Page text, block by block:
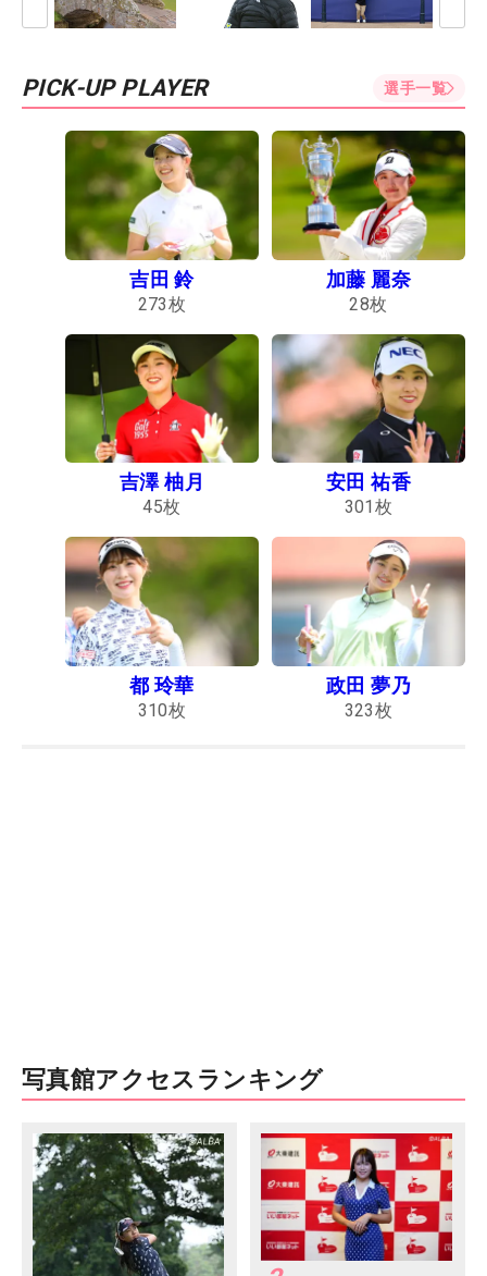
PICK-UP PLAYER 選手一覧
吉田 鈴
273枚
加藤 麗奈
28枚
吉澤 柚月
45枚
安田 祐香
301 枚
都 玲華
310枚
政田 夢乃
323枚
写真館アクセスランキング